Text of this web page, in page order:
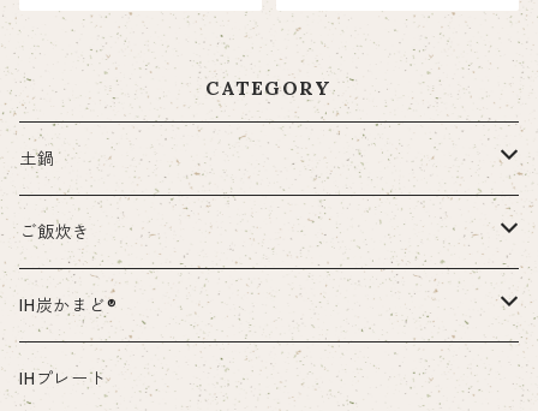
CATEGORY
土鍋
部品・付属品など
ご飯炊き
本体
部品・付属品など
IH炭かまど®
本体
IHプレート